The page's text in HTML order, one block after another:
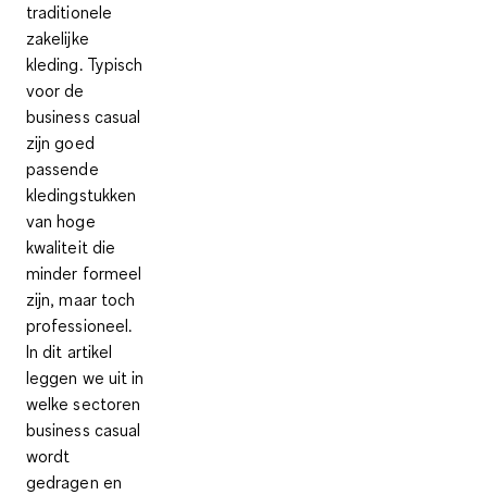
traditionele
zakelijke
kleding. Typisch
voor de
business casual
zijn goed
passende
kledingstukken
van hoge
kwaliteit die
minder formeel
zijn, maar toch
professioneel.
In dit artikel
leggen we uit in
welke sectoren
business casual
wordt
gedragen en